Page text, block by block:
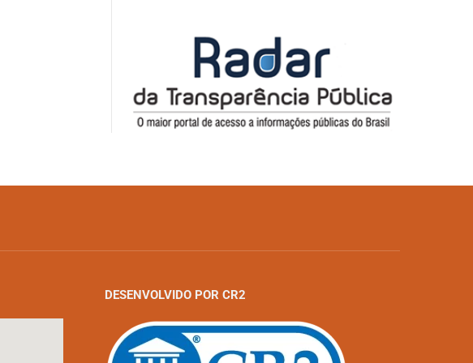
DESENVOLVIDO POR CR2